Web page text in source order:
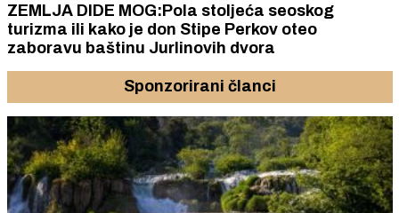
ZEMLJA DIDE MOG:Pola stoljeća seoskog
turizma ili kako je don Stipe Perkov oteo
zaboravu baštinu Jurlinovih dvora
Sponzorirani članci